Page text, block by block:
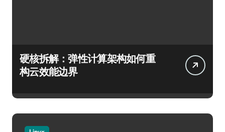
硬核拆解：弹性计算架构如何重
构云效能边界